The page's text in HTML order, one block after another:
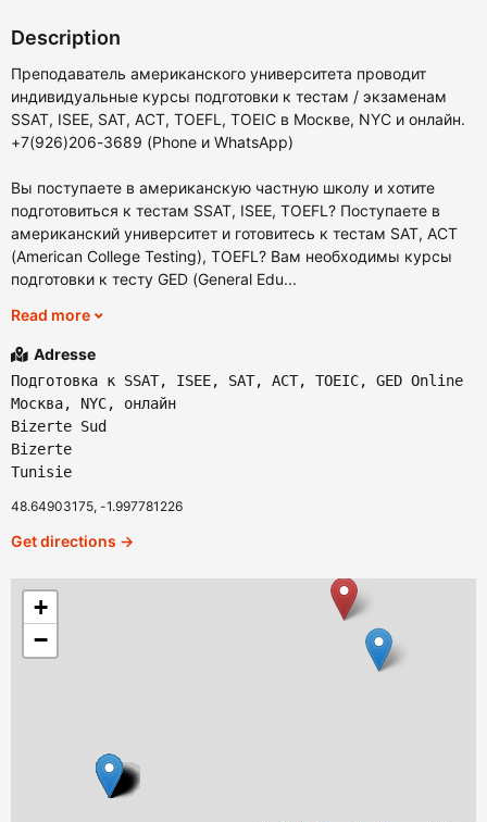
Description
Преподаватель американского университета проводит
индивидуальные курсы подготовки к тестам / экзаменам
SSAT, ISEE, SAT, ACT, TOEFL, TOEIC в Москве, NYC и онлайн.
+7(926)206-3689 (Phone и WhatsApp)
Вы поступаете в американскую частную школу и хотите
подготовиться к тестам SSAT, ISEE, TOEFL? Поступаете в
американский университет и готовитесь к тестам SAT, ACT
(American College Testing), TOEFL? Вам необходимы курсы
подготовки к тесту GED (General Edu...
Read more
Adresse
Подготовка к SSAT, ISEE, SAT, ACT, TOEIC, GED Online
Москва, NYC, онлайн
Bizerte Sud
Bizerte
Tunisie
48.64903175, -1.997781226
Get directions →
+
−